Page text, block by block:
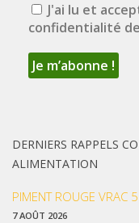
J'ai lu et
confidentialité
DERNIERS RAPPELS
ALIMENTATION
PIMENT ROUGE VRAC
7 AOÛT 2026